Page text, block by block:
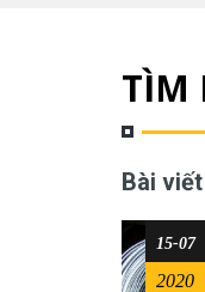
TÌM
Bài
15-07
2020